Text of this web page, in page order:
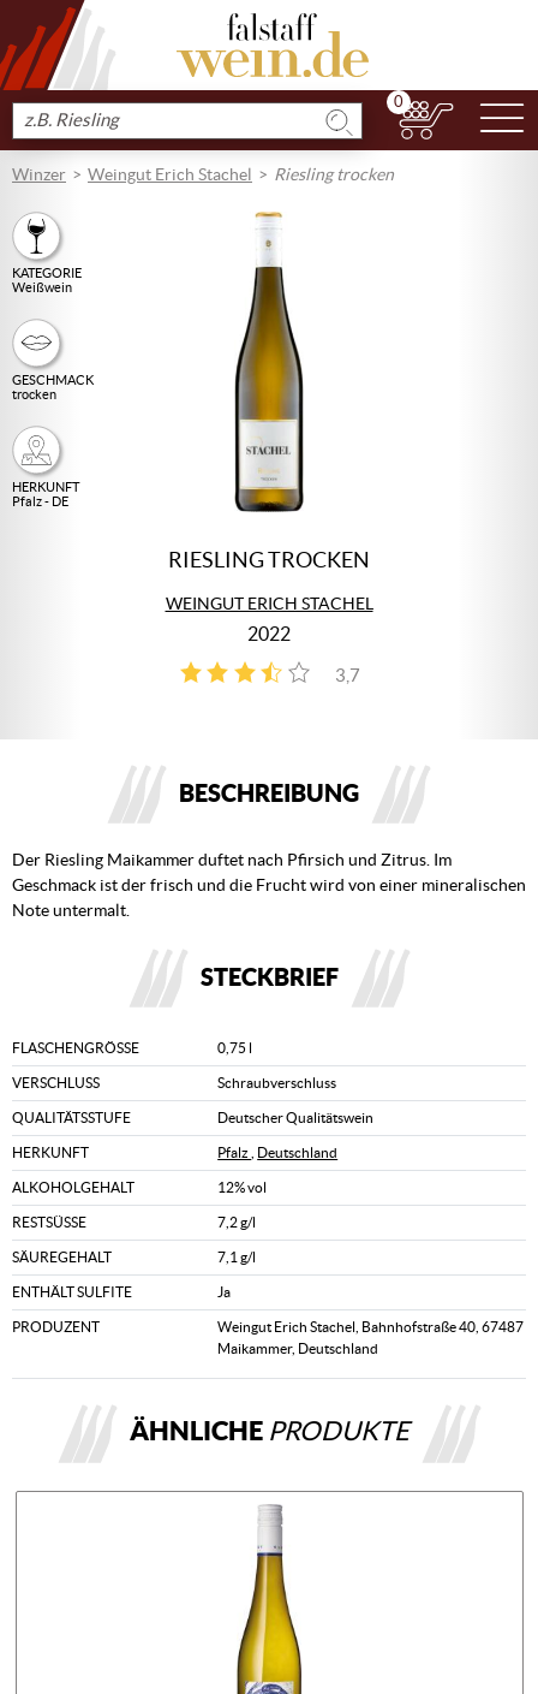
Produkt
suchen
0
Winzer Weingut Erich Stachel Riesling trocken
KATEGORIE
Weißwein
GESCHMACK
trocken
HERKUNFT
Pfalz - DE
RIESLING TROCKEN
WEINGUT ERICH STACHEL
2022
3,7
3
BESCHREIBUNG
Der Riesling Maikammer duftet nach Pfirsich und Zitrus. Im
Geschmack ist der frisch und die Frucht wird von einer mineralischen
Note untermalt.
STECKBRIEF
FLASCHENGRÖSSE 0,75 l
VERSCHLUSS Schraubverschluss
QUALITÄTSSTUFE Deutscher Qualitätswein
HERKUNFT Pfalz Deutschland
ALKOHOLGEHALT 12% vol
RESTSÜSSE 7,2 g/l
SÄUREGEHALT 7,1 g/l
ENTHÄLT SULFITE Ja
PRODUZENT
Weingut Erich Stachel, Bahnhofstraße 40, 67487
Maikammer, Deutschland
ÄHNLICHE PRODUKTE